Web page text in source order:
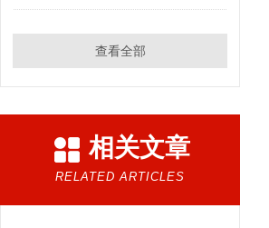
查看全部
相关文章
RELATED ARTICLES